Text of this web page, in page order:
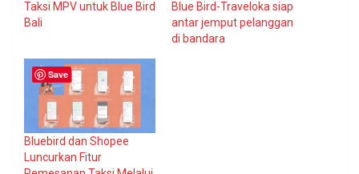
Taksi MPV untuk Blue Bird
Bali
Blue Bird-Traveloka siap
antar jemput pelanggan
di bandara
Bluebird dan Shopee
Luncurkan Fitur
Save